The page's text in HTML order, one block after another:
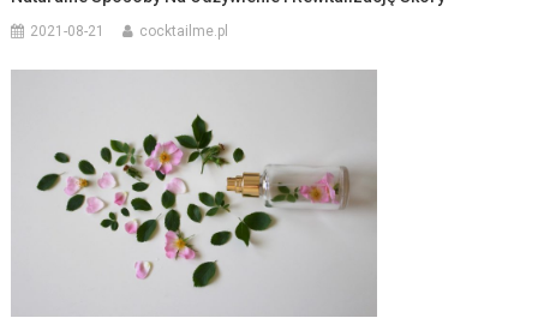
2021-08-21 cocktailme.pl